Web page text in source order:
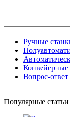
Ручные
Конвейерные
Вопрос-ответ
Популярные статьи